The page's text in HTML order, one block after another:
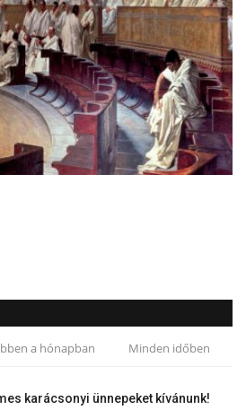
a hónapban Minden időben
karácsonyi ünnepeket kívánunk!